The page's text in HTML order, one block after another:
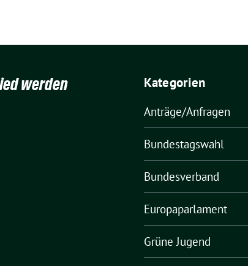
werden Kategorien
Anträge/Anfragen
Bundestagswahl
Bundesverband
Europaparlament
Grüne Jugend